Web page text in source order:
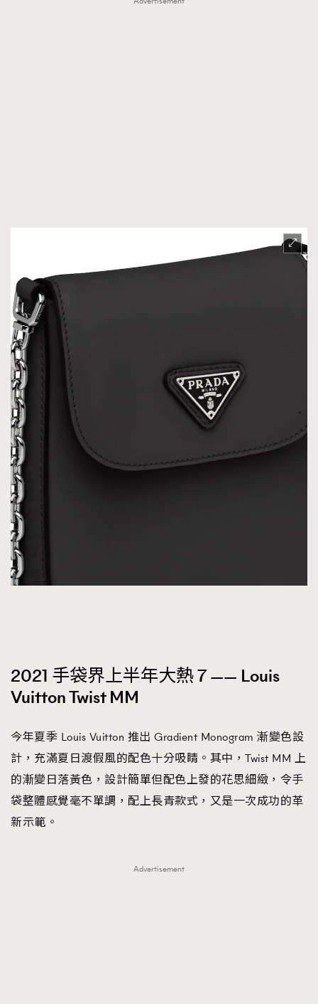
2021 手袋界上半年大熱 7 —— Louis
Vuitton Twist MM
今年夏季 Louis Vuitton 推出 Gradient Monogram 漸變色設
計，充滿夏日渡假風的配色十分吸睛。其中，Twist MM 上
的漸變日落黃色，設計簡單但配色上發的花思細緻，令手
袋整體感覺毫不單調，配上長青款式，又是一次成功的革
新示範。
Advertisement